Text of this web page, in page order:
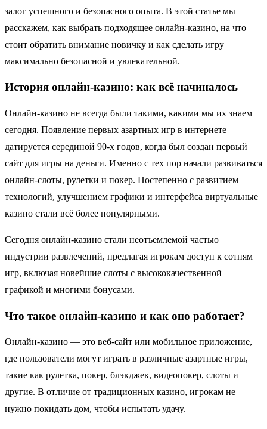
залог успешного и безопасного опыта. В этой статье мы
расскажем, как выбрать подходящее онлайн-казино, на что
стоит обратить внимание новичку и как сделать игру
максимально безопасной и увлекательной.
История онлайн-казино: как всё начиналось
Онлайн-казино не всегда были такими, какими мы их знаем
сегодня. Появление первых азартных игр в интернете
датируется серединой 90-х годов, когда был создан первый
сайт для игры на деньги. Именно с тех пор начали развиваться
онлайн-слоты, рулетки и покер. Постепенно с развитием
технологий, улучшением графики и интерфейса виртуальные
казино стали всё более популярными.
Сегодня онлайн-казино стали неотъемлемой частью
индустрии развлечений, предлагая игрокам доступ к сотням
игр, включая новейшие слоты с высококачественной
графикой и многими бонусами.
Что такое онлайн-казино и как оно работает?
Онлайн-казино — это веб-сайт или мобильное приложение,
где пользователи могут играть в различные азартные игры,
такие как рулетка, покер, блэкджек, видеопокер, слоты и
другие. В отличие от традиционных казино, игрокам не
нужно покидать дом, чтобы испытать удачу.